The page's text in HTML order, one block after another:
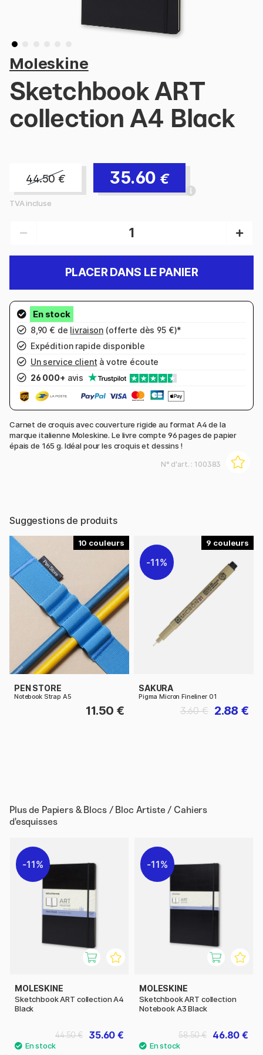
Moleskine
Sketchbook ART
collection A4 Black
44.50 € 35.60 €
TVA incluse
PLACER DANS LE PANIER
8,90 € de livraison (offerte dès 95 €)*
Expédition rapide disponible
Un service client à votre écoute
26 000+ avis
Carnet de croquis avec couverture rigide au format A4 de la
marque italienne Moleskine. Le livre compte 96 pages de papier
épais de 165 g. Idéal pour les croquis et dessins !
N° d'art. : 100383
Suggestions de produits
10
PEN STORE
Notebook Strap A5
11.50 €
9
11%
SAKURA
Pigma Micron Fineliner 01
2.88 €
3.60 €
Plus de Papiers & Blocs / Bloc Artiste / Cahiers
d'esquisses
11%
MOLESKINE
Sketchbook ART collection A4
Black
35.60 €
44.50 €
11%
MOLESKINE
Sketchbook ART collection
Notebook A3 Black
46.80 €
58.50 €